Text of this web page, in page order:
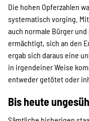
Die hohen Opferzahlen
systematisch vorging.
auch normale Bürger
ermächtigt, sich an den
ergab sich daraus eine
in irgendeiner Weise
entweder getötet oder
Bis heute